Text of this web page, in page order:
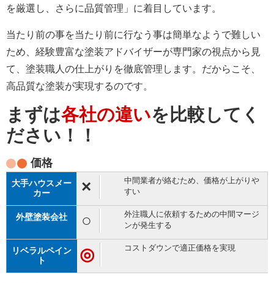
を厳選し、さらに品質管理」に着目しています。
当たり前の事を当たり前に行なう事は簡単なようで難しい
ため、経験豊富な塗装アドバイザーが専門家の視点から見
て、塗装職人の仕上がりを徹底管理します。だからこそ、
高品質な塗装が実現するのです。
まずは各社の違いを比較してく
ださい！！
価格
×
中間業者が絡むため、価格が上がりや
すい
○
外注職人に依頼するための中間マージ
ンが発生する
◎ コストダウンで適正価格を実現